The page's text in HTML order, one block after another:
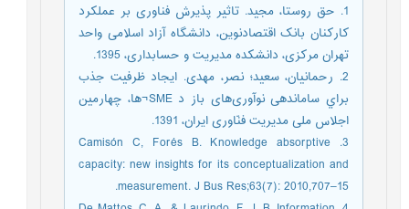
1. حق روستا، مجید. تاثیر پذیرش فناوری بر عملکرد
کارکنان بانک ‏‏‏اقتصادنوین، دانشگاه آزاد اسلامی واحد
تهران مرکزی، دانشکده مدیریت و حسابداری، 1395.
2. رحمانیان، سعید؛ نصر، مهدی. ایجاد ظرفیت جذب
براي ساماندهی نوآوری‌های باز د SME¬ها، چهارمین
اجلاس ملی مدیریت فنّاوری ایران، 1391.
3. Camisón C, Forés B. Knowledge absorptive
capacity: new insights for its conceptualization and
measurement. J Bus Res;63(7): 2010,707–15.